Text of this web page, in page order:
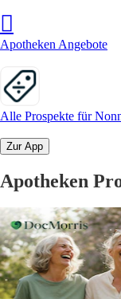
Apotheken Angebote
Alle Prospekte für
Zur App
Apotheken